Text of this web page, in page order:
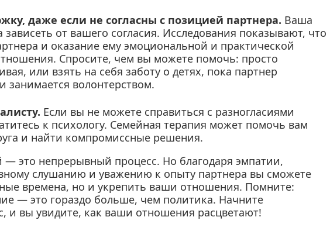
даже если не согласны с позицией партнера. Ваша
от вашего согласия. Исследования показывают, что
и оказание ему эмоциональной и практической
Спросите, чем вы можете помочь: просто
или взять на себя заботу о детях, пока партнер
занимается волонтерством.
Если вы не можете справиться с разногласиями
к психологу. Семейная терапия может помочь вам
и найти компромиссные решения.
— это непрерывный процесс. Но благодаря эмпатии,
слушанию и уважению к опыту партнера вы сможете
времена, но и укрепить ваши отношения. Помните:
— это гораздо больше, чем политика. Начните
и вы увидите, как ваши отношения расцветают!